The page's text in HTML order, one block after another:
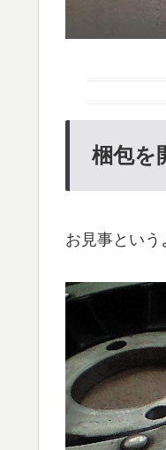
梱包を
お見事という